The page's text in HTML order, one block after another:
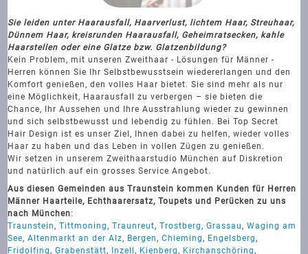
Sie leiden unter Haarausfall, Haarverlust, lichtem Haar, Streuhaar,
Dünnem Haar, kreisrunden Haarausfall, Geheimratsecken, kahle
Haarstellen oder eine Glatze bzw. Glatzenbildung?
Kein Problem, mit unseren Zweithaar - Lösungen für Männer -
Herren können Sie Ihr Selbstbewusstsein wiedererlangen und den
Komfort genießen, den volles Haar bietet. Sie sind mehr als nur
eine Möglichkeit, Haarausfall zu verbergen – sie bieten die
Chance, Ihr Aussehen und Ihre Ausstrahlung wieder zu gewinnen
und sich selbstbewusst und lebendig zu fühlen. Bei Top Secret
Hair Design ist es unser Ziel, Ihnen dabei zu helfen, wieder volles
Haar zu haben und das Leben in vollen Zügen zu genießen.
Wir setzen in unserem Zweithaarstudio München auf Diskretion
und natürlich auf ein grosses Service Angebot.
Aus diesen Gemeinden aus Traunstein kommen Kunden für Herren
Männer Haarteile, Echthaarersatz, Toupets und Perücken zu uns
nach München:
Traunstein,Tittmoning,Traunreut,Trostberg,Grassau,Waging am
See,Altenmarkt an der Alz, Bergen,Chieming, Engelsberg,
Fridolfing,Grabenstätt, Inzell, Kienberg, Kirchanschöring,